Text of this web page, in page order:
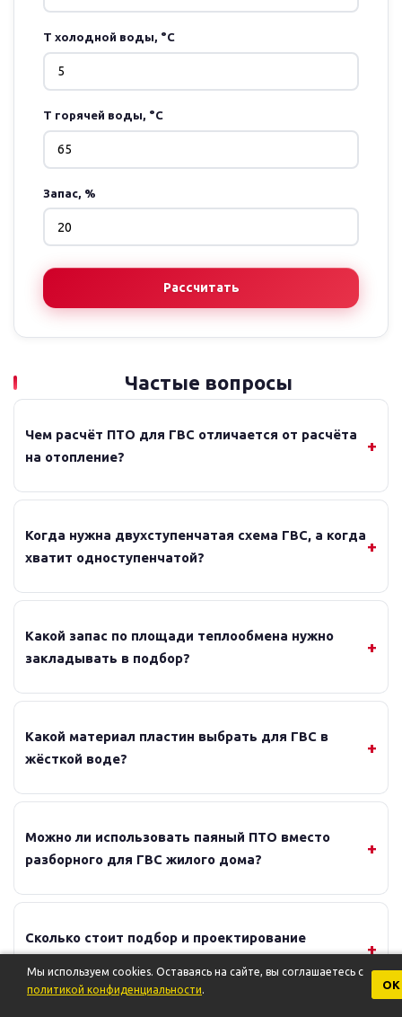
T холодной воды, °C
T горячей воды, °C
Запас, %
Рассчитать
Частые вопросы
Чем расчёт ПТО для ГВС отличается от расчёта
на отопление?
Когда нужна двухступенчатая схема ГВС, а когда
хватит одноступенчатой?
Какой запас по площади теплообмена нужно
закладывать в подбор?
Какой материал пластин выбрать для ГВС в
жёсткой воде?
Можно ли использовать паяный ПТО вместо
разборного для ГВС жилого дома?
Сколько стоит подбор и проектирование
Мы используем cookies. Оставаясь на сайте, вы соглашаетесь с
политикой конфиденциальности. ОК